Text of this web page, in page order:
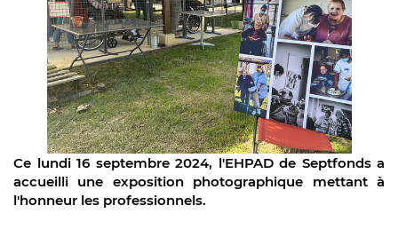
Ce lundi 16 septembre 2024, l'EHPAD de Septfonds a
accueilli une exposition photographique mettant à
l'honneur les professionnels.